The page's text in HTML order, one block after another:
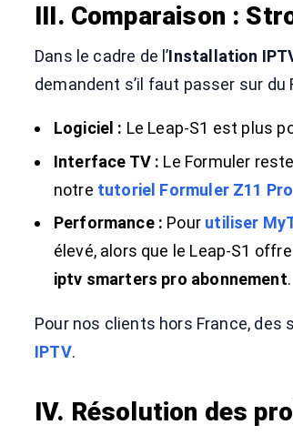
III. Comparaison :
Dans le cadre de l’Installation
demandent s’il faut passer sur du
Logiciel : Le Leap-S1 est plus
Interface TV : Le Formuler
notre tutoriel Formuler Z11
Performance : Pour utiliser
élevé, alors que le Leap-S1
iptv smarters pro abonnement.
Pour nos clients hors France,
IPTV.
IV. Résolution des